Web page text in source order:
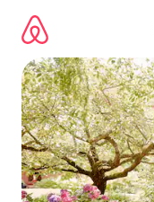
directement
contenu